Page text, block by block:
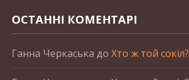
ОСТАННІ КОМЕНТАРІ
Ганна Черкаська до Хто ж той сокіл?